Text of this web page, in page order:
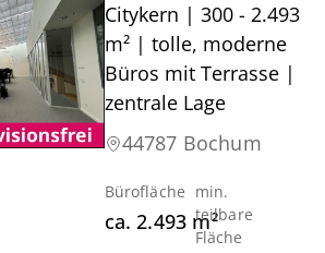
Citykern | 300 - 2.493
m² | tolle, moderne
Büros mit Terrasse |
zentrale Lage
44787 Bochum
Bürofläche
ca. 2.493 m²
min.
teilbare
Fläche